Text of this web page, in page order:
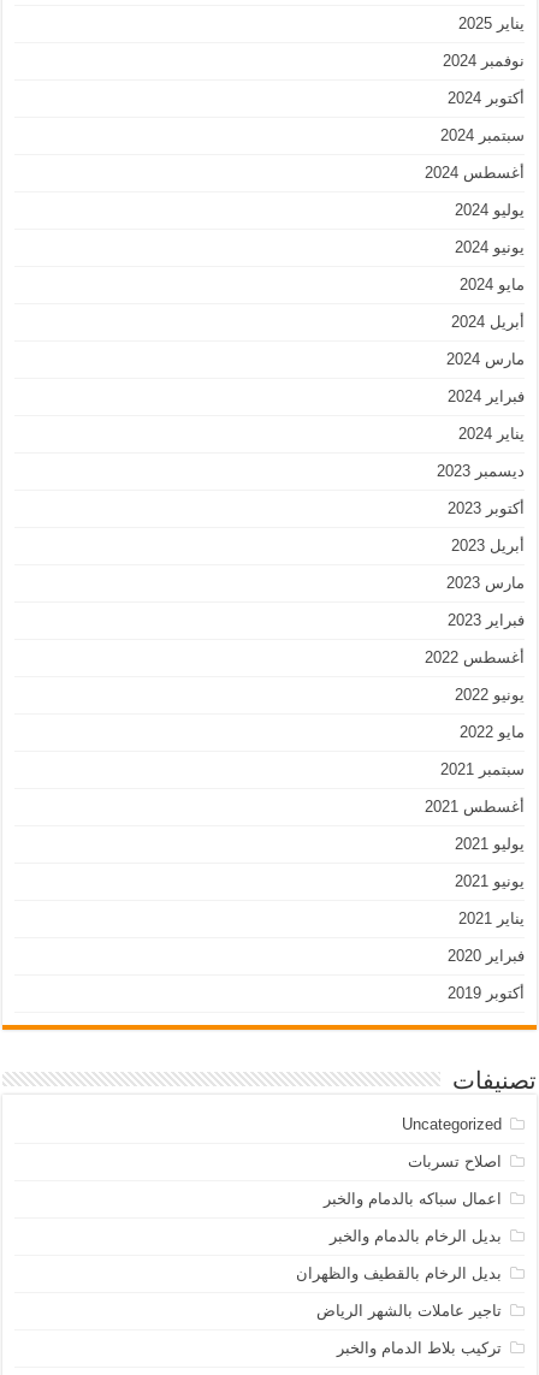
يناير 2025
نوفمبر 2024
أكتوبر 2024
سبتمبر 2024
أغسطس 2024
يوليو 2024
يونيو 2024
مايو 2024
أبريل 2024
مارس 2024
فبراير 2024
يناير 2024
ديسمبر 2023
أكتوبر 2023
أبريل 2023
مارس 2023
فبراير 2023
أغسطس 2022
يونيو 2022
مايو 2022
سبتمبر 2021
أغسطس 2021
يوليو 2021
يونيو 2021
يناير 2021
فبراير 2020
أكتوبر 2019
تصنيفات
Uncategorized
اصلاح تسربات
اعمال سباكه بالدمام والخبر
بديل الرخام بالدمام والخبر
بديل الرخام بالقطيف والظهران
تاجير عاملات بالشهر الرياض
تركيب بلاط الدمام والخبر